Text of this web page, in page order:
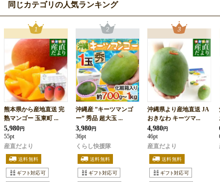
同じカテゴリの人気ランキング
熊本県から産地直送 完
熟マンゴー 玉東町 ...
5,980円
55pt
産直だより
沖縄産 ”キーツマンゴ
ー” 秀品 超大玉 ...
3,980円
36pt
くらし快援隊
沖縄県より産地直送 JA
おきなわ キーツマ...
4,980円
46pt
産直だより